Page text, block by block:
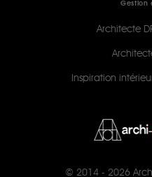
Gestion
Architecte
Inspiration
© 2014 - 2026